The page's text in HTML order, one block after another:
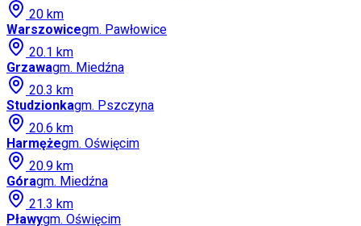
20 km
Warszowicegm. Pawłowice
20.1 km
Grzawagm. Miedźna
20.3 km
Studzionkagm. Pszczyna
20.6 km
Harmężegm. Oświęcim
20.9 km
Góragm. Miedźna
21.3 km
Pławygm. Oświęcim